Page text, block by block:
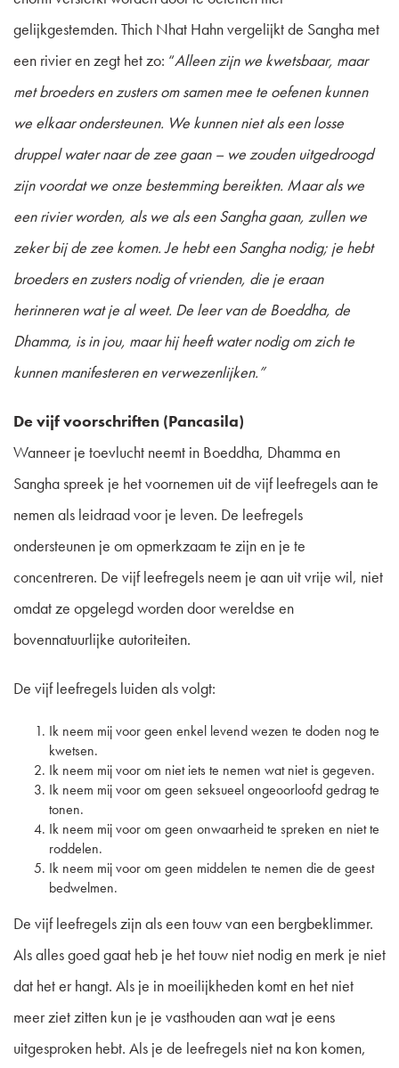
gelijkgestemden. Thich Nhat Hahn vergelijkt de Sangha met
een rivier en zegt het zo: “Alleen zijn we kwetsbaar, maar
met broeders en zusters om samen mee te oefenen kunnen
we elkaar ondersteunen. We kunnen niet als een losse
druppel water naar de zee gaan – we zouden uitgedroogd
zijn voordat we onze bestemming bereikten. Maar als we
een rivier worden, als we als een Sangha gaan, zullen we
zeker bij de zee komen. Je hebt een Sangha nodig; je hebt
broeders en zusters nodig of vrienden, die je eraan
herinneren wat je al weet. De leer van de Boeddha, de
Dhamma, is in jou, maar hij heeft water nodig om zich te
kunnen manifesteren en verwezenlijken.”
De vijf voorschriften (Pancasila)
Wanneer je toevlucht neemt in Boeddha, Dhamma en
Sangha spreek je het voornemen uit de vijf leefregels aan te
nemen als leidraad voor je leven. De leefregels
ondersteunen je om opmerkzaam te zijn en je te
concentreren. De vijf leefregels neem je aan uit vrije wil, niet
omdat ze opgelegd worden door wereldse en
bovennatuurlijke autoriteiten.
De vijf leefregels luiden als volgt:
Ik neem mij voor geen enkel levend wezen te doden nog te
kwetsen.
Ik neem mij voor om niet iets te nemen wat niet is gegeven.
Ik neem mij voor om geen seksueel ongeoorloofd gedrag te
tonen.
Ik neem mij voor om geen onwaarheid te spreken en niet te
roddelen.
Ik neem mij voor om geen middelen te nemen die de geest
bedwelmen.
De vijf leefregels zijn als een touw van een bergbeklimmer.
Als alles goed gaat heb je het touw niet nodig en merk je niet
dat het er hangt. Als je in moeilijkheden komt en het niet
meer ziet zitten kun je je vasthouden aan wat je eens
uitgesproken hebt. Als je de leefregels niet na kon komen,